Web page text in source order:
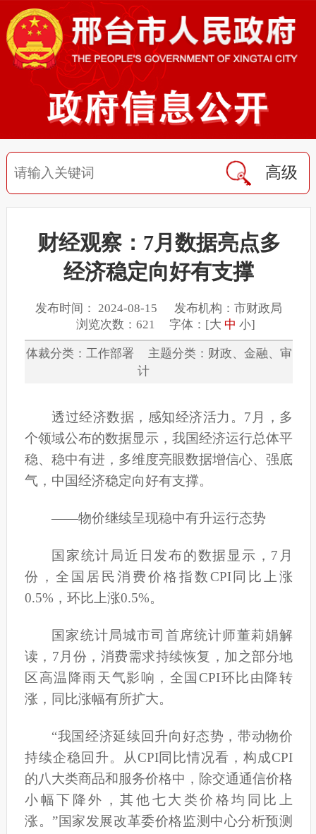
高级
财经观察：7月数据亮点多
经济稳定向好有支撑
发布时间： 2024-08-15 发布机构：市财政局
浏览次数：621 字体：[大 中 小]
体裁分类：工作部署 主题分类：财政、金融、审
计
透过经济数据，感知经济活力。7月，多
个领域公布的数据显示，我国经济运行总体平
稳、稳中有进，多维度亮眼数据增信心、强底
气，中国经济稳定向好有支撑。
——物价继续呈现稳中有升运行态势
国家统计局近日发布的数据显示，7月
份，全国居民消费价格指数CPI同比上涨
0.5%，环比上涨0.5%。
国家统计局城市司首席统计师董莉娟解
读，7月份，消费需求持续恢复，加之部分地
区高温降雨天气影响，全国CPI环比由降转
涨，同比涨幅有所扩大。
“我国经济延续回升向好态势，带动物价
持续企稳回升。从CPI同比情况看，构成CPI
的八大类商品和服务价格中，除交通通信价格
小幅下降外，其他七大类价格均同比上
涨。”国家发展改革委价格监测中心分析预测